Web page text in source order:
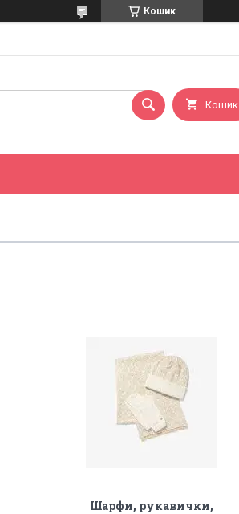
Кошик
Кошик
Шарфи, рукавички,